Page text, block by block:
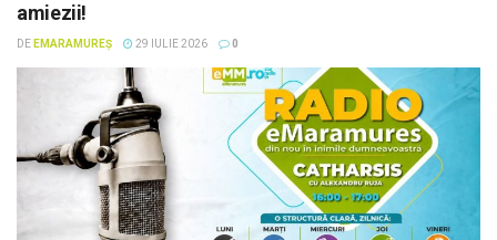
amiezii!
DE EMARAMUREȘ 29 IULIE 2026 0